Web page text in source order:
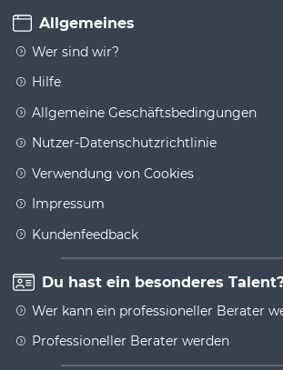
Allgemeines
Wer sind wir?
Hilfe
Allgemeine Geschäftsbedingungen
Nutzer-Datenschutzrichtlinie
Verwendung von Cookies
Impressum
Kundenfeedback
Du hast ein besonderes
Wer kann ein professioneller Berater
Professioneller Berater werden